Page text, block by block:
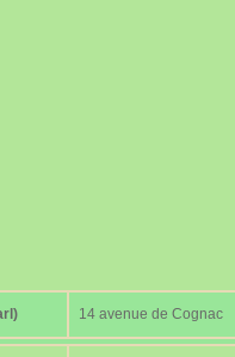
14 avenue de Cognac